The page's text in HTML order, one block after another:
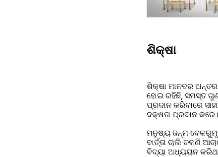
ଶିକ୍ଷା
ଶିକ୍ଷା ମାନବର
ହୋଇ ରହିଛି, ସମସ୍ତ ଗୁଣର
ପ୍ରଦାନ କରିବାରେ
ଦକ୍ଷତା ପ୍ରଦାନ କରେ।
ମନୁଷ୍ୟ ଜନ୍ମ
ବାର୍ତ୍ତା ଚାଲି ଚଳଣି
ବିଦ୍ୟା ଅଧ୍ୟୟନ